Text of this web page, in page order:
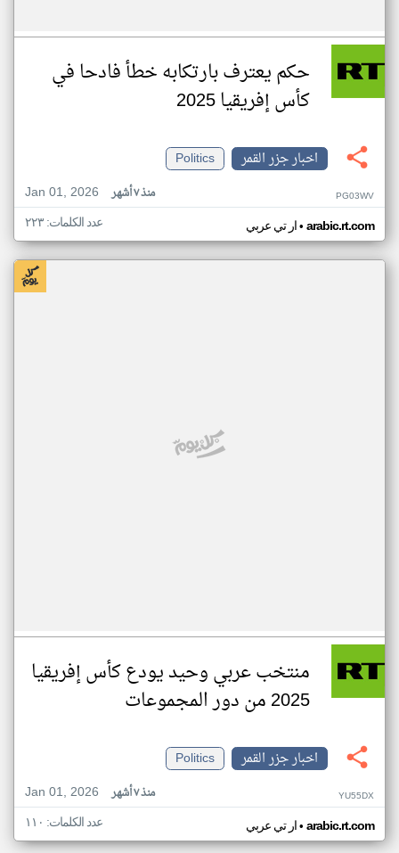
حكم يعترف بارتكابه خطأ فادحا في
كأس إفريقيا 2025
اخبار جزر القمر
Politics
Jan 01, 2026
منذ ٧ أشهر PG03WV
ار تي عربي• arabic.rt.com عدد الكلمات: ٢٢٣
منتخب عربي وحيد يودع كأس إفريقيا
2025 من دور المجموعات
اخبار جزر القمر
Politics
Jan 01, 2026
منذ ٧ أشهر YU55DX
ار تي عربي• arabic.rt.com عدد الكلمات: ١١٠